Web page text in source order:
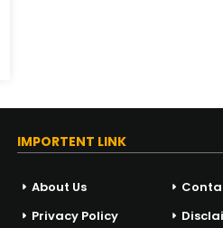
IMPORTENT LINK
About Us
Privacy Policy